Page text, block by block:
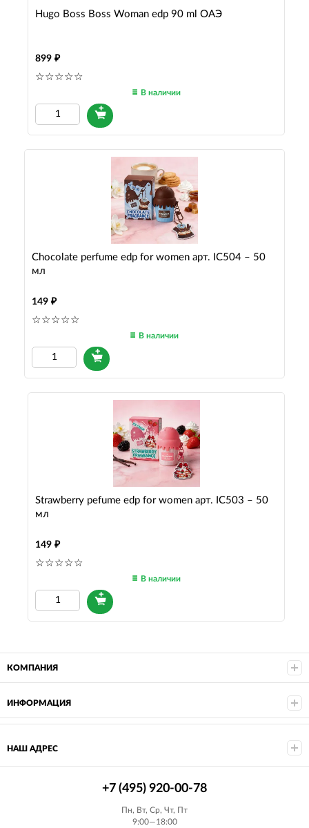
Hugo Boss Boss Woman edp 90 ml ОАЭ
899
В наличии
Chocolate perfume edp for women арт. IC504 – 50
мл
149
В наличии
Strawberry pefume edp for women арт. IC503 – 50
мл
149
В наличии
КОМПАНИЯ
ИНФОРМАЦИЯ
НАШ АДРЕС
+7 (495) 920-00-78
Пн, Вт, Ср, Чт, Пт
9:00—18:00